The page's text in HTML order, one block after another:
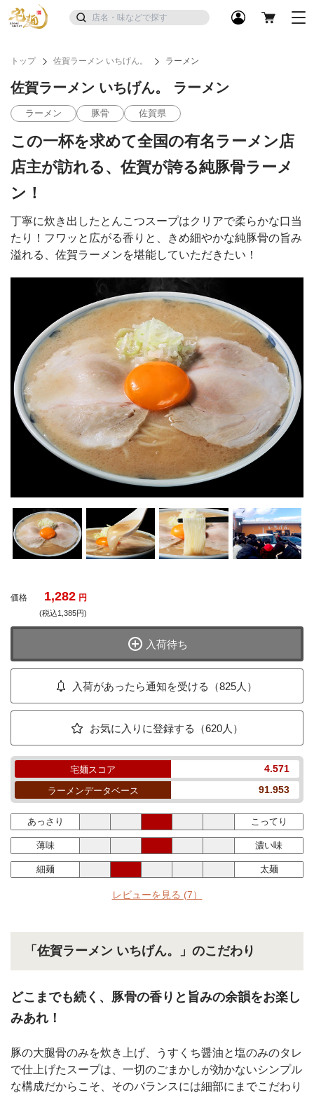
トップ 佐賀ラーメン いちげん。 ラーメン
佐賀ラーメン いちげん。 ラーメン
ラーメン 豚骨 佐賀県
この一杯を求めて全国の有名ラーメン店
店主が訪れる、佐賀が誇る純豚骨ラーメ
ン！
丁寧に炊き出したとんこつスープはクリアで柔らかな口当
たり！フワッと広がる香りと、きめ細やかな純豚骨の旨み
溢れる、佐賀ラーメンを堪能していただきたい！
価格 1,282 円
(税込1,385円)
入荷待ち
入荷があったら通知を受ける（825人）
お気に入りに登録する（620人）
宅麺スコア 4.571
ラーメンデータベース 91.953
あっさり こってり
薄味 濃い味
細麺 太麺
レビューを見る (7）
「佐賀ラーメン いちげん。」のこだわり
どこまでも続く、豚骨の香りと旨みの余韻をお楽し
みあれ！
豚の大腿骨のみを炊き上げ、うすくち醤油と塩のみのタレ
で仕上げたスープは、一切のごまかしが効かないシンプル
な構成だからこそ、そのバランスには細部にまでこだわり